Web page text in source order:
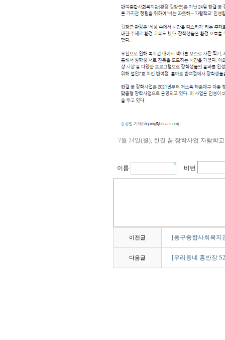
7월 24일(월), 한결 꿈 장학사업 자람학
이름 비번
이전글 [동구종합사회복지
다음글 [우리동네 홍반장